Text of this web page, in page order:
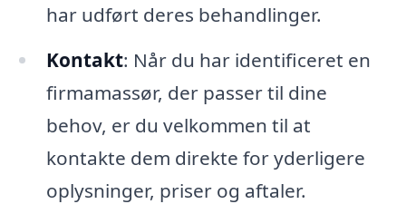
har udført deres behandlinger.
Kontakt: Når du har identificeret en
firmamassør, der passer til dine
behov, er du velkommen til at
kontakte dem direkte for yderligere
oplysninger, priser og aftaler.